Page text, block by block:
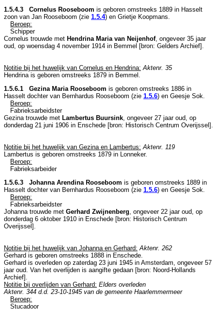
1.5.4.3 Cornelus Rooseboom is geboren omstreeks 1889 in Hasselt
zoon van Jan Rooseboom (zie 1.5.4) en Grietje Koopmans.
Beroep:
Schipper
Cornelus trouwde met Hendrina Maria van Neijenhof, ongeveer 35 jaar
oud, op woensdag 4 november 1914 in Bemmel [bron: Gelders Archief].
Notitie bij het huwelijk van Cornelus en Hendrina: Aktenr. 35
Hendrina is geboren omstreeks 1879 in Bemmel
1.5.6.1 Gezina Maria Rooseboom is geboren omstreeks 1886 in
Hasselt dochter van Bernhardus Rooseboom (zie 1.5.6) en Geesje Sok.
Beroep:
Fabrieksarbeidster
Gezina trouwde met Lambertus Buursink, ongeveer 27 jaar oud, op
donderdag 21 juni 1906 in Enschede [bron: Historisch Centrum Overijssel ].
Notitie bij het huwelijk van Gezina en Lambertus: Aktenr. 119
Lambertus is geboren omstreeks 1879 in Lonneker.
Beroep:
Fabrieksarbeider
1.5.6.3 Johanna Arendina Rooseboom is geboren omstreeks 1889 in
Hasselt dochter van Bernhardus Rooseboom (zie 1.5.6) en Geesje Sok.
Beroep:
Fabrieksarbeidster
Johanna trouwde met Gerhard Zwijnenberg, ongeveer 22 jaar oud, op
donderdag 6 oktober 1910 in Enschede [bron: Historisch Centrum
Overijssel ].
Notitie bij het huwelijk van Johanna en Gerhard: Aktenr. 262
Gerhard is geboren omstreeks 1888 in Enschede.
Gerhard is overleden op zaterdag 23 juni 1945 in Amsterdam, ongeveer 57
jaar oud. Van het overlijden is aangifte gedaan [bron: Noord-Hollands
Archief].
Notitie bij overlijden van Gerhard: Elders overleden
Aktenr. 344 d.d. 23-10-1945 van de gemeente Haarlemmermeer
Beroep:
Stucadoor